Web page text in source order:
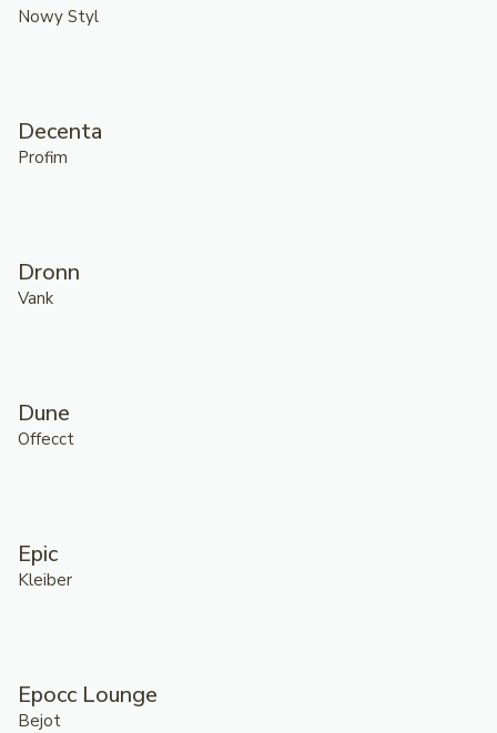
Nowy Styl
Decenta
Profim
Dronn
Vank
Dune
Offecct
Epic
Kleiber
Epocc Lounge
Bejot